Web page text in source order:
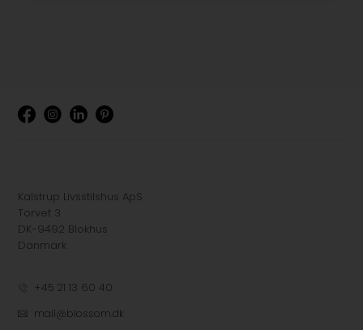
Kalstrup Livsstilshus ApS
Torvet 3
DK-9492 Blokhus
Danmark
+45 21 13 60 40
mail@blossom.dk